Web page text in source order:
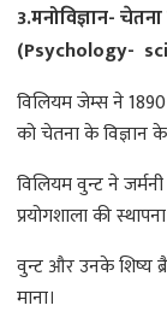
3.मनोविज्ञान- चेतना
(Psychology-
विलियम जेम्स ने 1890
को चेतना के विज्ञान
विलियम वुन्ट ने
प्रयोगशाला की
वुन्ट और उनके शिष्य
माना।